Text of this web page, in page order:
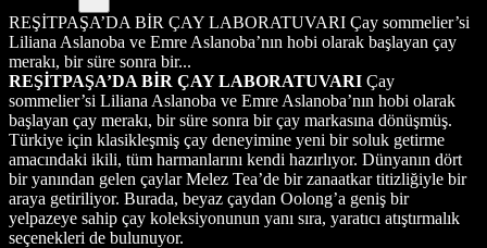
REŞİTPAŞA’DA BİR ÇAY LABORATUVARI Çay sommelier’si
Liliana Aslanoba ve Emre Aslanoba’nın hobi olarak başlayan çay
merakı, bir süre sonra bir...
REŞİTPAŞA’DA BİR ÇAY LABORATUVARI Çay
sommelier’si Liliana Aslanoba ve Emre Aslanoba’nın hobi olarak
başlayan çay merakı, bir süre sonra bir çay markasına dönüşmüş.
Türkiye için klasikleşmiş çay deneyimine yeni bir soluk getirme
amacındaki ikili, tüm harmanlarını kendi hazırlıyor. Dünyanın dört
bir yanından gelen çaylar Melez Tea’de bir zanaatkar titizliğiyle bir
araya getiriliyor. Burada, beyaz çaydan Oolong’a geniş bir
yelpazeye sahip çay koleksiyonunun yanı sıra, yaratıcı atıştırmalık
seçenekleri de bulunuyor.